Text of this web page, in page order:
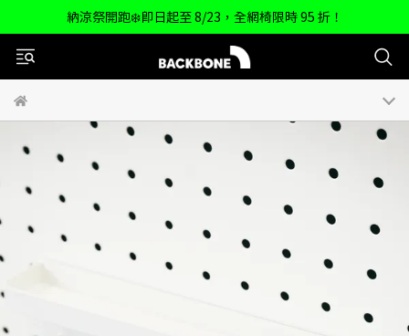
納涼祭開跑❄️即日起至 8/23，全網椅限時 95 折！